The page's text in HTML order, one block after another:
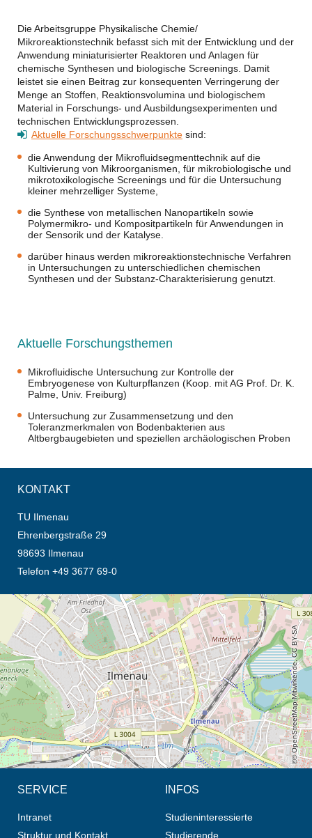
Die Arbeitsgruppe Physikalische Chemie/
Mikroreaktionstechnik befasst sich mit der Entwicklung und der
Anwendung miniaturisierter Reaktoren und Anlagen für
chemische Synthesen und biologische Screenings. Damit
leistet sie einen Beitrag zur konsequenten Verringerung der
Menge an Stoffen, Reaktionsvolumina und biologischem
Material in Forschungs- und Ausbildungsexperimenten und
technischen Entwicklungsprozessen.
Aktuelle Forschungsschwerpunkte sind:
die Anwendung der Mikrofluidsegmenttechnik auf die
Kultivierung von Mikroorganismen, für mikrobiologische und
mikrotoxikologische Screenings und für die Untersuchung
kleiner mehrzelliger Systeme,
die Synthese von metallischen Nanopartikeln sowie
Polymermikro- und Kompositpartikeln für Anwendungen in
der Sensorik und der Katalyse.
darüber hinaus werden mikroreaktionstechnische Verfahren
in Untersuchungen zu unterschiedlichen chemischen
Synthesen und der Substanz-Charakterisierung genutzt.
Aktuelle Forschungsthemen
Mikrofluidische Untersuchung zur Kontrolle der
Embryogenese von Kulturpflanzen (Koop. mit AG Prof. Dr. K.
Palme, Univ. Freiburg)
Untersuchung zur Zusammensetzung und den
Toleranzmerkmalen von Bodenbakterien aus
Altbergbaugebieten und speziellen archäologischen Proben
KONTAKT
TU Ilmenau
Ehrenbergstraße 29
98693 Ilmenau
Telefon +49 3677 69-0
Öffnet die Anfahrtsbeschreibung in neuem Tab (Karte)
© OpenStreetMap-Mitwirkende, CC BY-SA
SERVICE
Intranet
Struktur und Kontakt
INFOS
Studieninteressierte
Studierende